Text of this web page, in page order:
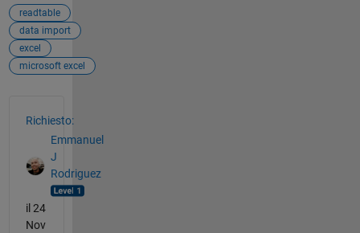
readtable
data import
excel
microsoft excel
Richiesto:
Emmanuel
J
Rodriguez
il 24
Nov